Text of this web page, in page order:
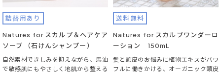
詰替用あり
Natures for スカルプ＆ヘアケア
ソープ （石けんシャンプー）
自然素材できしみを抑えながら、馬油
で敏感肌にもやさしく地肌から整える
送料無料
Natures for スカルプワンダーロ
ーション 150mL
髪と頭皮のお悩みに植物エキスがパワ
フルに働きかける、オーガニック頭皮